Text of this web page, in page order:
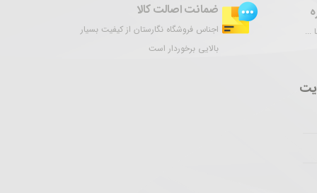
ضمانت اصالت کالا
اجناس فروشگاه نگارستان از کیفیت بسیار
بالایی برخوردار است
...